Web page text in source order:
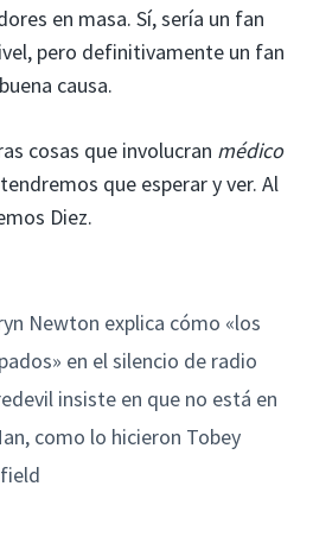
en masa. Sí, sería un fan
pero definitivamente un fan
causa.
cosas que involucran médico
que esperar y ver. Al
Diez.
Newton explica cómo «los
en el silencio de radio
insiste en que no está en
como lo hicieron Tobey